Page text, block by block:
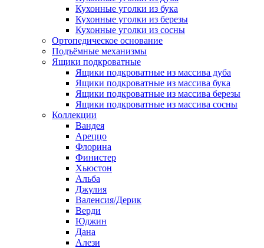
Кухонные уголки из бука
Кухонные уголки из березы
Кухонные уголки из сосны
Ортопедическое основание
Подъёмные механизмы
Ящики подкроватные
Ящики подкроватные из массива дуба
Ящики подкроватные из массива бука
Ящики подкроватные из массива березы
Ящики подкроватные из массива сосны
Коллекции
Вандея
Ареццо
Флорина
Финистер
Хьюстон
Альба
Джулия
Валенсия/Дерик
Верди
Юджин
Дана
Алези